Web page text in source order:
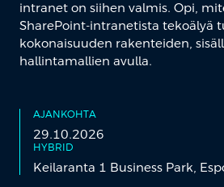
intranet on siihen valmis. Opi,
SharePoint-intranetista tekoälyä
kokonaisuuden rakenteiden,
hallintamallien avulla.
AJANKOHTA
29.10.2026
HYBRID
Keilaranta 1 Business Park,